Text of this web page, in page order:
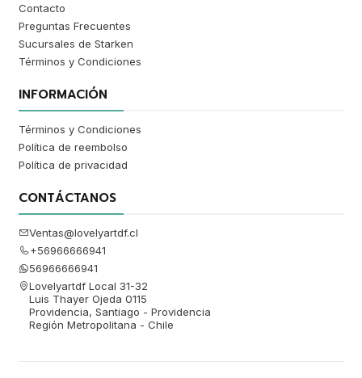
Contacto
Preguntas Frecuentes
Sucursales de Starken
Términos y Condiciones
INFORMACIÓN
Términos y Condiciones
Política de reembolso
Política de privacidad
CONTÁCTANOS
Ventas@lovelyartdf.cl
+56966666941
56966666941
Lovelyartdf Local 31-32
Luis Thayer Ojeda 0115
Providencia, Santiago - Providencia
Región Metropolitana - Chile